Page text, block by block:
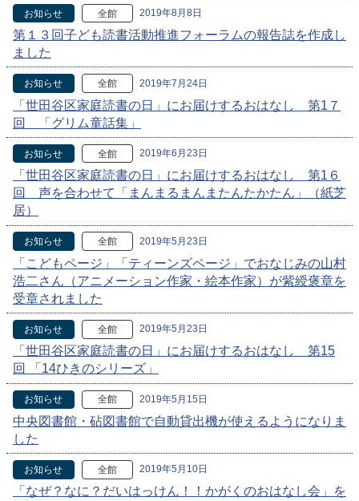
お知らせ 全館 2019年8月8日
第１３回子ども読書活動推進フォーラムの報告誌を作成し
ました
お知らせ 全館 2019年7月24日
「世田谷区家庭読書の日」にお届けするおはなし 第1７
回 「グリム童話集」
お知らせ 全館 2019年6月23日
「世田谷区家庭読書の日」にお届けするおはなし 第1６
回 声を合わせて「まんまるまんまたんたかたん」（紙芝
居）
お知らせ 全館 2019年5月23日
「こどもページ」「ティーンズページ」でおなじみの山村
浩二さん（アニメーション作家・絵本作家）が紫綬褒章を
受章されました
お知らせ 全館 2019年5月23日
「世田谷区家庭読書の日」にお届けするおはなし 第15
回 「14ひきのシリーズ」
お知らせ 全館 2019年5月15日
中央図書館・砧図書館で自動貸出機が使えるようになりま
した
お知らせ 全館 2019年5月10日
「なぜ？なに？だいはっけん！！かがくのおはなし会」を